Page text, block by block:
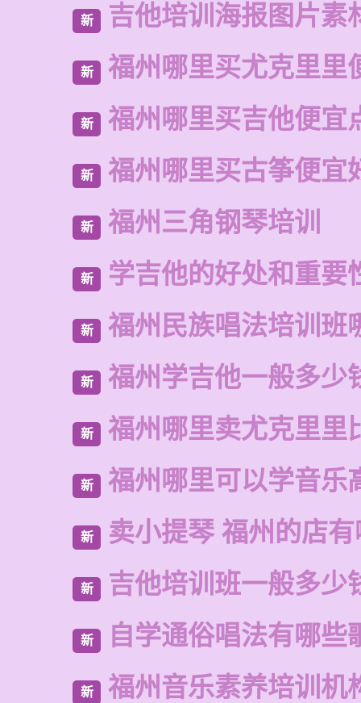
新 吉他培训海报图片素
新 福州哪里买尤克里里
新 福州哪里买吉他便宜
新 福州哪里买古筝便宜
新 福州三角钢琴培训
新 学吉他的好处和重要
新 福州民族唱法培训班
新 福州学吉他一般多少
新 福州哪里卖尤克里里
新 福州哪里可以学音乐
新 卖小提琴 福州的店
新 吉他培训班一般多少
新 自学通俗唱法有哪些
新 福州音乐素养培训机